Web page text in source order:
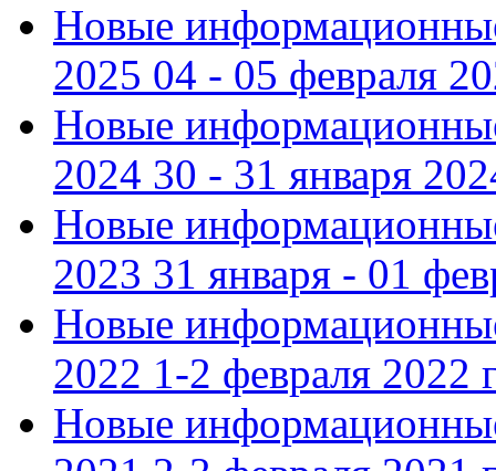
Новые
2025 04 - 05 февраля
Новые
2024 30 - 31 января
Новые
2023 31 января - 01
Новые
2022 1-2 февраля 2022
Новые